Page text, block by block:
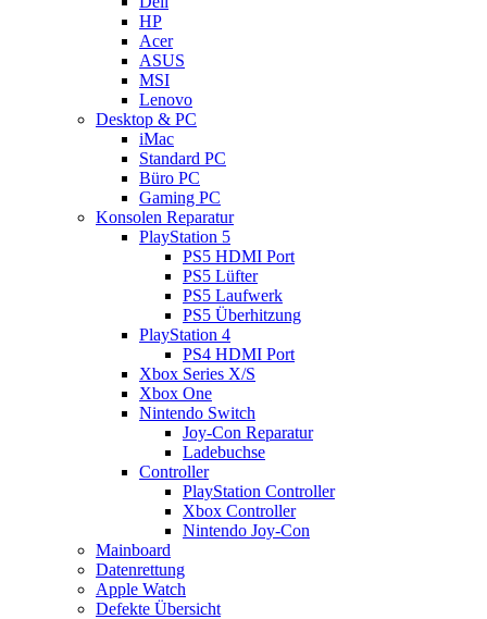
HP
Acer
ASUS
MSI
Lenovo
Desktop & PC
iMac
Standard PC
Büro PC
Gaming PC
Konsolen Reparatur
PlayStation 5
PS5 HDMI Port
PS5 Lüfter
PS5 Laufwerk
PS5 Überhitzung
PlayStation 4
PS4 HDMI Port
Xbox Series X/S
Xbox One
Nintendo Switch
Joy-Con Reparatur
Ladebuchse
Controller
PlayStation Controller
Xbox Controller
Nintendo Joy-Con
Mainboard
Datenrettung
Apple Watch
Defekte Übersicht